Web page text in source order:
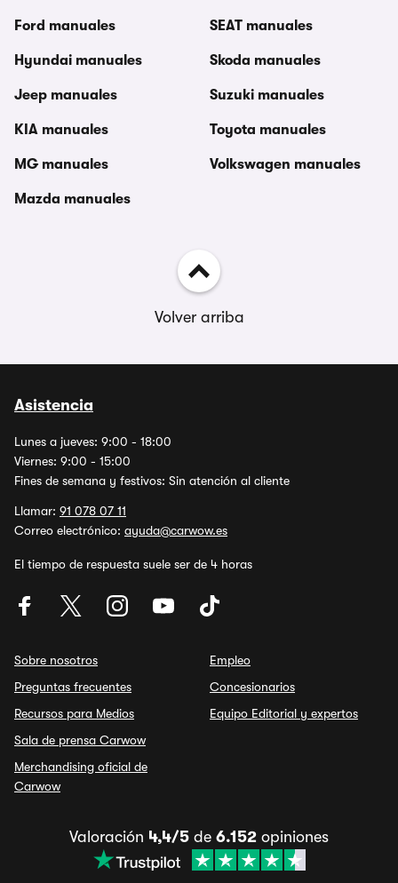
Ford manuales
Hyundai manuales
Jeep manuales
KIA manuales
MG manuales
Mazda manuales
SEAT manuales
Skoda manuales
Suzuki manuales
Toyota manuales
Volkswagen manuales
Volver arriba
Asistencia
Lunes a jueves: 9:00 - 18:00
Viernes: 9:00 - 15:00
Fines de semana y festivos: Sin atención al cliente
Llamar: 91 078 07 11
Correo electrónico: ayuda@carwow.es
El tiempo de respuesta suele ser de 4 horas
Sobre nosotros
Preguntas frecuentes
Recursos para Medios
Sala de prensa Carwow
Merchandising oficial de
Carwow
Empleo
Concesionarios
Equipo Editorial y expertos
Valoración 4,4/5 de 6.152 opiniones